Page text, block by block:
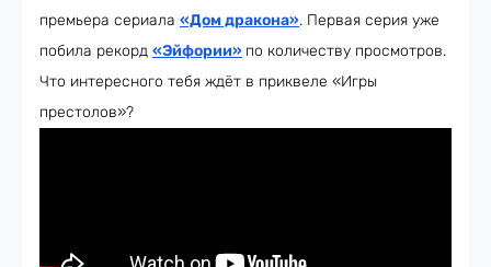
премьера сериала «Дом дракона». Первая серия уже
побила рекорд «Эйфории» по количеству просмотров.
Что интересного тебя ждёт в приквеле «Игры
престолов»?